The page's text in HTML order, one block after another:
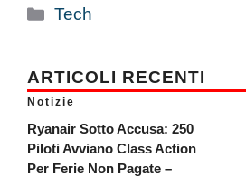
Categorie
Tech
ARTICOLI RECENTI
Notizie
Ryanair Sotto Accusa: 250
Piloti Avviano Class Action
Per Ferie Non Pagate –